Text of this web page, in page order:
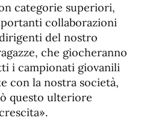
categorie superiori,
collaborazioni
del nostro
che giocheranno
i campionati giovanili
con la nostra società,
questo ulteriore